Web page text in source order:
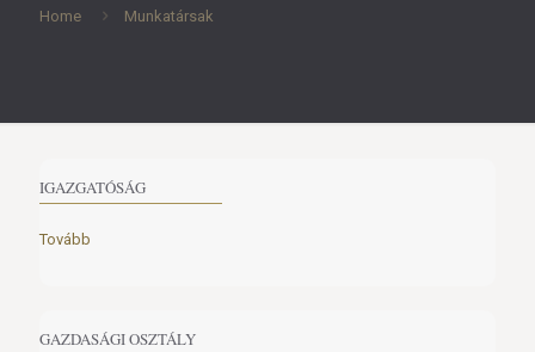
Home Munkatársak
IGAZGATÓSÁG
Tovább
GAZDASÁGI OSZTÁLY